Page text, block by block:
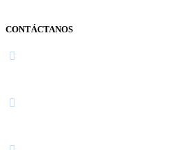
CONTÁCTANOS